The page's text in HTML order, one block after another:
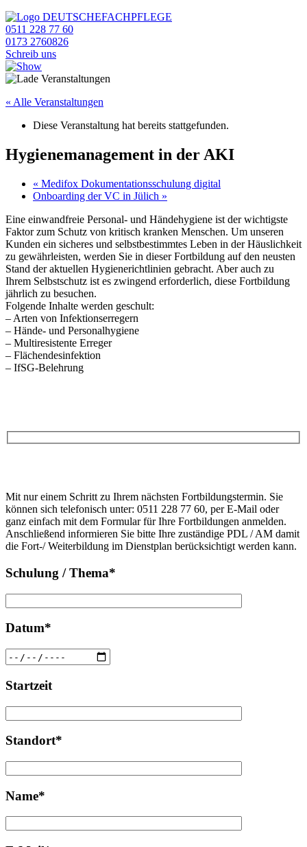
0511 228 77 60
0173 2760826
Schreib uns
« Alle Veranstaltungen
Diese Veranstaltung hat bereits stattgefunden.
Hygienemanagement in der AKI
« Medifox Dokumentationsschulung digital
Onboarding der VC in Jülich »
Eine einwandfreie Personal- und Händehygiene ist der wichtigste
Faktor zum Schutz von kritisch kranken Menschen. Um unseren
Kunden ein sicheres und selbstbestimmtes Leben in der Häuslichkeit
zu gewährleisten, werden Sie in dieser Fortbildung auf den neusten
Stand der aktuellen Hygienerichtlinien gebracht. Aber auch zu
Ihrem Selbstschutz ist es zwingend erforderlich, diese Fortbildung
jährlich zu besuchen.
Folgende Inhalte werden geschult:
– Arten von Infektionserregern
– Hände- und Personalhygiene
– Multiresistente Erreger
– Flächendesinfektion
– IfSG-Belehrung
Feld
leer.
lasse
dieses
Feld
leer.
Mit nur einem Schritt zu Ihrem nächsten Fortbildungstermin. Sie
können sich telefonisch unter: 0511 228 77 60, per E-Mail oder
ganz einfach mit dem Formular für Ihre Fortbildungen anmelden.
Anschließend informieren Sie bitte Ihre zuständige PDL / AM damit
die Fort-/ Weiterbildung im Dienstplan berücksichtigt werden kann.
Schulung / Thema*
Datum*
Startzeit
Standort*
Name*